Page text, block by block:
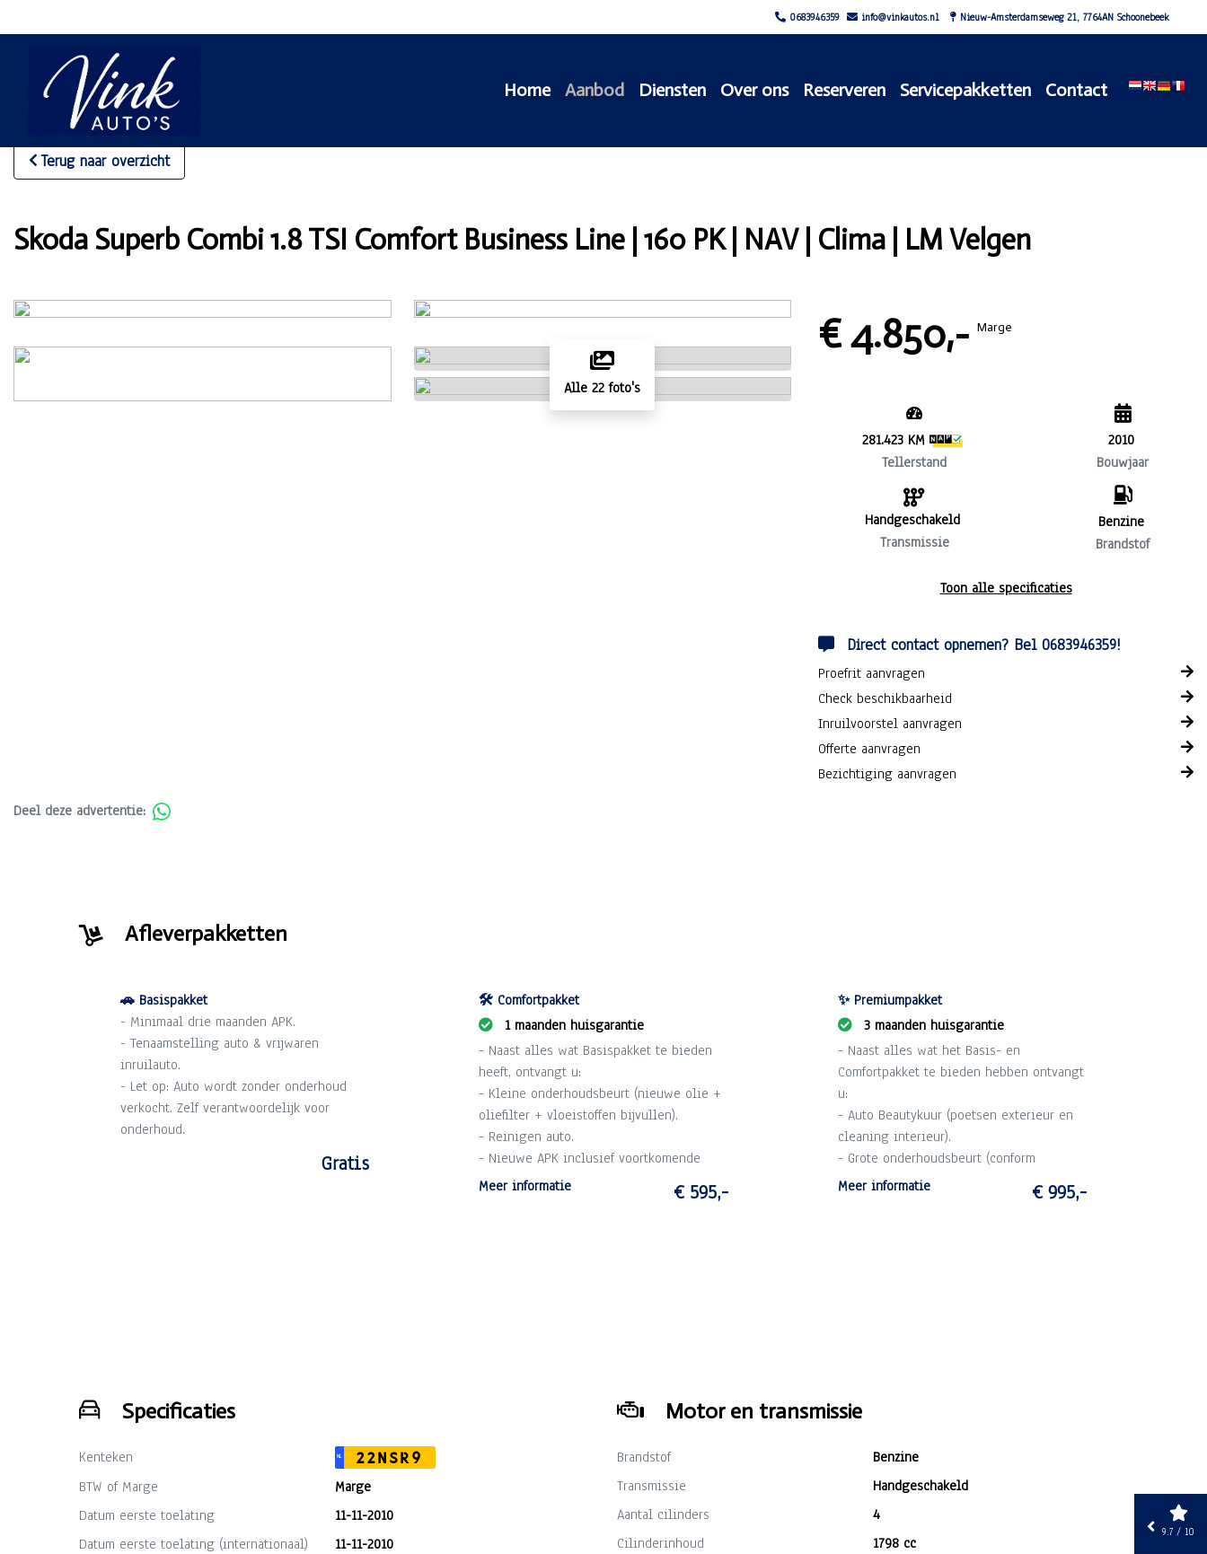
0683946359 info@vinkautos.nl Nieuw-Amsterdamseweg 21, 7764AN Schoonebeek
Home Aanbod Diensten Over ons Reserveren Servicepakketten Contact
Terug naar overzicht
Skoda Superb Combi 1.8 TSI Comfort Business Line | 160 PK | NAV | Clima | LM Velgen
Alle 22 foto's
€ 4.850,- Marge
281.423 KM
Tellerstand
Handgeschakeld
Transmissie
2010
Bouwjaar
Benzine
Brandstof
Toon alle specificaties
Direct contact opnemen? Bel 0683946359!
Proefrit aanvragen
Check beschikbaarheid
Inruilvoorstel aanvragen
Offerte aanvragen
Bezichtiging aanvragen
Deel deze advertentie:
Afleverpakketten
🚗 Basispakket
- Minimaal drie maanden APK.
- Tenaamstelling auto & vrijwaren
inruilauto.
- Let op: Auto wordt zonder onderhoud
verkocht. Zelf verantwoordelijk voor
onderhoud.
Gratis
🛠️ Comfortpakket
1 maanden huisgarantie
- Naast alles wat Basispakket te bieden
heeft, ontvangt u:
- Kleine onderhoudsbeurt (nieuwe olie +
oliefilter + vloeistoffen bijvullen).
- Reinigen auto.
- Nieuwe APK inclusief voortkomende
kosten.
- 1 maand garantie op draaiende delen
Meer informatie € 595,-
✨ Premiumpakket
3 maanden huisgarantie
- Naast alles wat het Basis- en
Comfortpakket te bieden hebben ontvangt
u:
- Auto Beautykuur (poetsen exterieur en
cleaning interieur).
- Grote onderhoudsbeurt (conform
schema).
- 3 maanden garantie op draaiende delen
Meer informatie € 995,-
Specificaties
Kenteken NL
22NSR9
BTW of Marge
Marge
Datum eerste toelating
11-11-2010
Datum eerste toelating (internationaal)
11-11-2010
Motor en transmissie
Brandstof
Benzine
Transmissie
Handgeschakeld
Aantal cilinders
4
Cilinderinhoud
1798 cc
9.7 / 10